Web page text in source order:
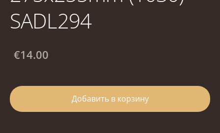
SADL294
€14.00
Добавить в корзину